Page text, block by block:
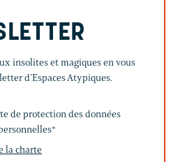
insolites et magiques en vous
d’Espaces Atypiques.
de protection des données
*
la charte